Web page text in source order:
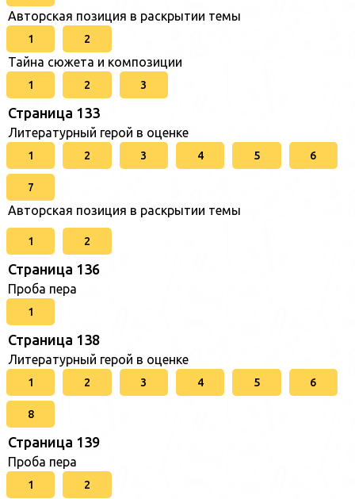
Авторская позиция в раскрытии темы
1 2
Тайна сюжета и композиции
1 2 3
Страница 133
Литературный герой в оценке
1 2 3 4 5 6
7
Авторская позиция в раскрытии темы
1 2
Страница 136
Проба пера
1
Страница 138
Литературный герой в оценке
1 2 3 4 5 6
8
Страница 139
Проба пера
1 2